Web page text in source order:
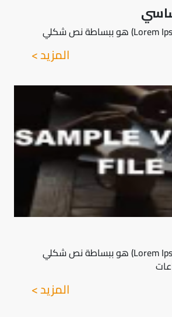
المزيد >
لوريم إيبسوم(Lorem Ipsum) هو ببساطة نص شكلي
المزيد >